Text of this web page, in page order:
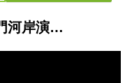
HeartVod : 陳威全西門河岸演唱會 張芸京強力站台